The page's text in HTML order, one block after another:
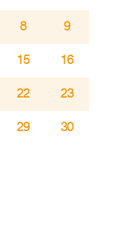
8 9
15 16
22 23
29 30